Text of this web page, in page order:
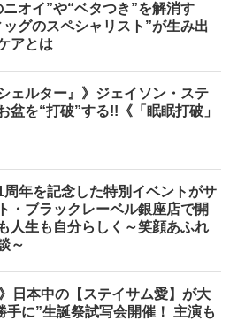
ニオイ”や“ベタつき”を解消す
ッグのスペシャリスト”が生み出
アとは
ェルター』》ジェイソン・ステ
盆を“打破”する!!《「眠眠打破」
周年を記念した特別イベントがサ
・ブラックレーベル銀座店で開
生も自分らしく～笑顔あふれ
～
》日本中の【ステイサム愛】が大
手に”生誕祭試写会開催！ 主演も